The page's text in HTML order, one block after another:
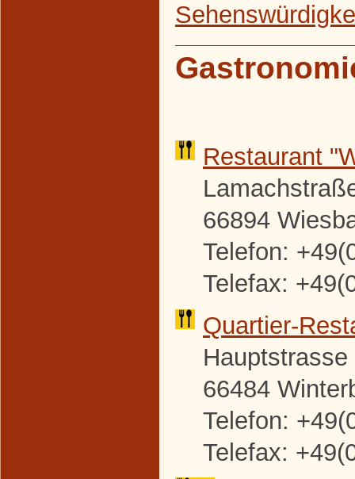
Restaurant
66894
Telefon:
Telefax:
Quartier-
Hauptstrasse
66484
Telefon:
Telefax: